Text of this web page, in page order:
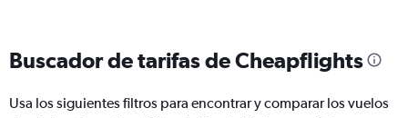
Buscador de tarifas de Cheapflights
Usa los siguientes filtros para encontrar y comparar los vuelos